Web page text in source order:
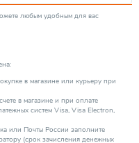
Сухой
Электронный
любым удобным для вас
в магазине или курьеру при
в магазине и при оплате
систем Visa, Visa Electron,
или Почты России заполните
(срок зачисления денежных